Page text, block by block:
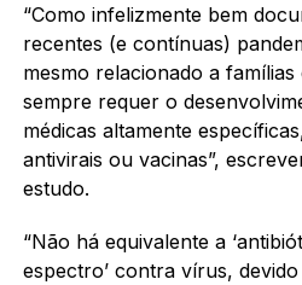
“Como infelizmente bem
recentes (e contínuas)
mesmo relacionado a
sempre requer o
médicas altamente
antivirais ou vacinas”,
estudo.
“Não há equivalente a
espectro’ contra vírus,